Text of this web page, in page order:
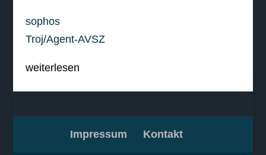
sophos
Troj/Agent-AVSZ
weiterlesen
Impressum Kontakt